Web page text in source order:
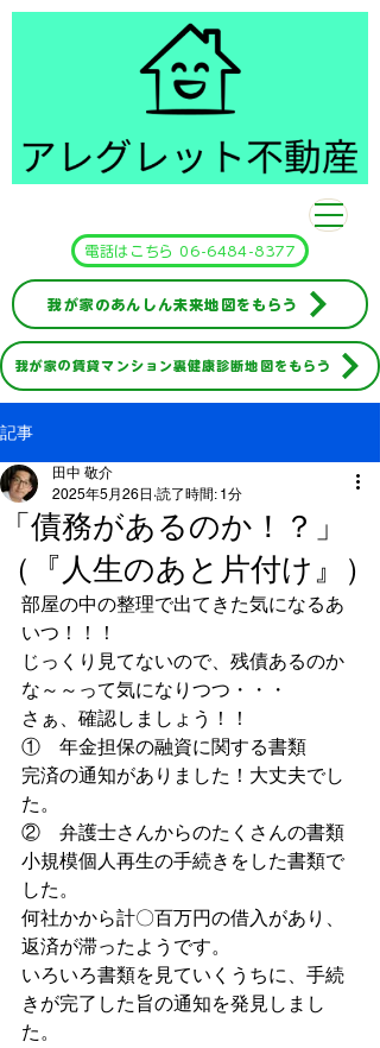
電話はこちら 06-6484-8377
我が家のあんしん未来地図をもらう
我が家の賃貸マンション裏健康診断地図をもらう
記事
「債務があるのか！？」
（『人生のあと片付け』）
田中 敬介
2025年5月26日 読了時間: 1分
部屋の中の整理で出てきた気になるあ
いつ！！！
じっくり見てないので、残債あるのか
な～～って気になりつつ・・・
さぁ、確認しましょう！！
①    年金担保の融資に関する書類
完済の通知がありました！大丈夫でし
た。
②    弁護士さんからのたくさんの書類
小規模個人再生の手続きをした書類で
した。
何社かから計〇百万円の借入があり、
返済が滞ったようです。
いろいろ書類を見ていくうちに、手続
きが完了した旨の通知を発見しまし
た。